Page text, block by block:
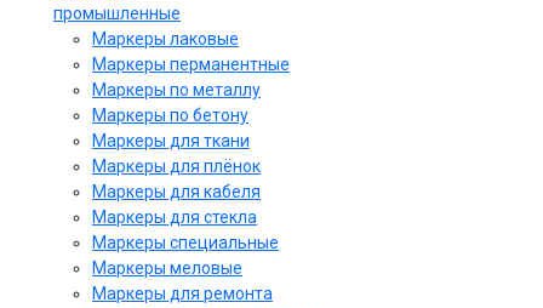
промышленные
Маркеры лаковые
Маркеры перманентные
Маркеры по металлу
Маркеры по бетону
Маркеры для ткани
Маркеры для плёнок
Маркеры для кабеля
Маркеры для стекла
Маркеры специальные
Маркеры меловые
Маркеры для ремонта